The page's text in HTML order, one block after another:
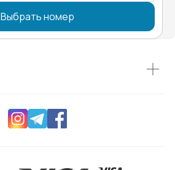
Выбрать номер